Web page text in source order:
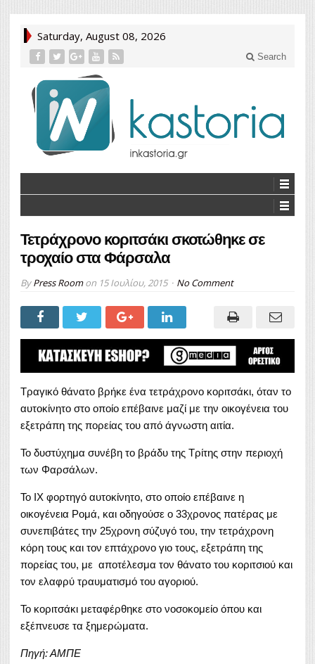
Saturday, August 08, 2026
Search
Τετράχρονο κοριτσάκι σκοτώθηκε σε
τροχαίο στα Φάρσαλα
ByPress Roomon 15 Ιουλίου, 2015 No Comment
Τραγικό θάνατο βρήκε ένα τετράχρονο κοριτσάκι, όταν το
αυτοκίνητο στο οποίο επέβαινε μαζί με την οικογένεια του
εξετράπη της πορείας του από άγνωστη αιτία.
Το δυστύχημα συνέβη το βράδυ της Τρίτης στην περιοχή
των Φαρσάλων.
Το ΙΧ φορτηγό αυτοκίνητο, στο οποίο επέβαινε η
οικογένεια Ρομά, και οδηγούσε ο 33χρονος πατέρας με
συνεπιβάτες την 25χρονη σύζυγό του, την τετράχρονη
κόρη τους και τον επτάχρονο γιο τους, εξετράπη της
πορείας του, με αποτέλεσμα τον θάνατο του κοριτσιού και
τον ελαφρύ τραυματισμό του αγοριού.
Το κοριτσάκι μεταφέρθηκε στο νοσοκομείο όπου και
εξέπνευσε τα ξημερώματα.
Πηγή: ΑΜΠΕ